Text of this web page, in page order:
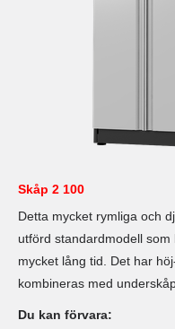
Skåp 2 100
Detta mycket rymliga och
utförd standardmodell
mycket lång tid. Det har
kombineras med
Du kan förvara: